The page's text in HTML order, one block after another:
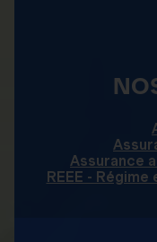
Assurance
REEE -